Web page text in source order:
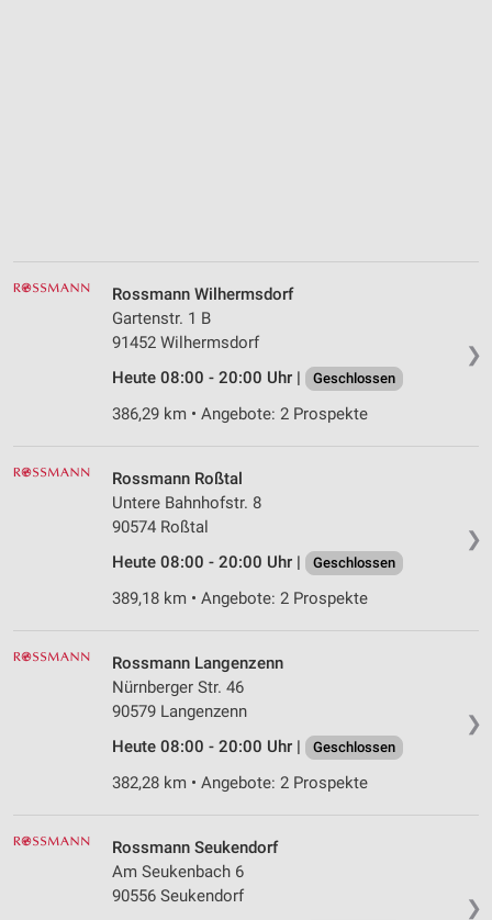
❯
Rossmann Wilhermsdorf
Gartenstr. 1 B
91452 Wilhermsdorf
Heute 08:00 - 20:00 Uhr |
Geschlossen
386,29 km • Angebote: 2 Prospekte
❯
Rossmann Roßtal
Untere Bahnhofstr. 8
90574 Roßtal
Heute 08:00 - 20:00 Uhr |
Geschlossen
389,18 km • Angebote: 2 Prospekte
❯
Rossmann Langenzenn
Nürnberger Str. 46
90579 Langenzenn
Heute 08:00 - 20:00 Uhr |
Geschlossen
382,28 km • Angebote: 2 Prospekte
❯
Rossmann Seukendorf
Am Seukenbach 6
90556 Seukendorf